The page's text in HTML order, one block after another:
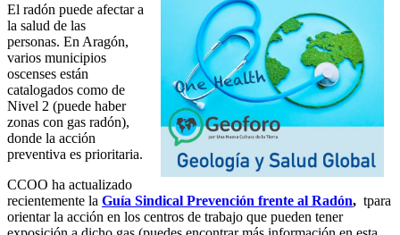
El radón puede afectar a
la salud de las
personas. En Aragón,
varios municipios
oscenses están
catalogados como de
Nivel 2 (puede haber
zonas con gas radón),
donde la acción
preventiva es prioritaria.
CCOO ha actualizado
recientemente la Guía Sindical Prevención frente al Radón, tpara
orientar la acción en los centros de trabajo que pueden tener